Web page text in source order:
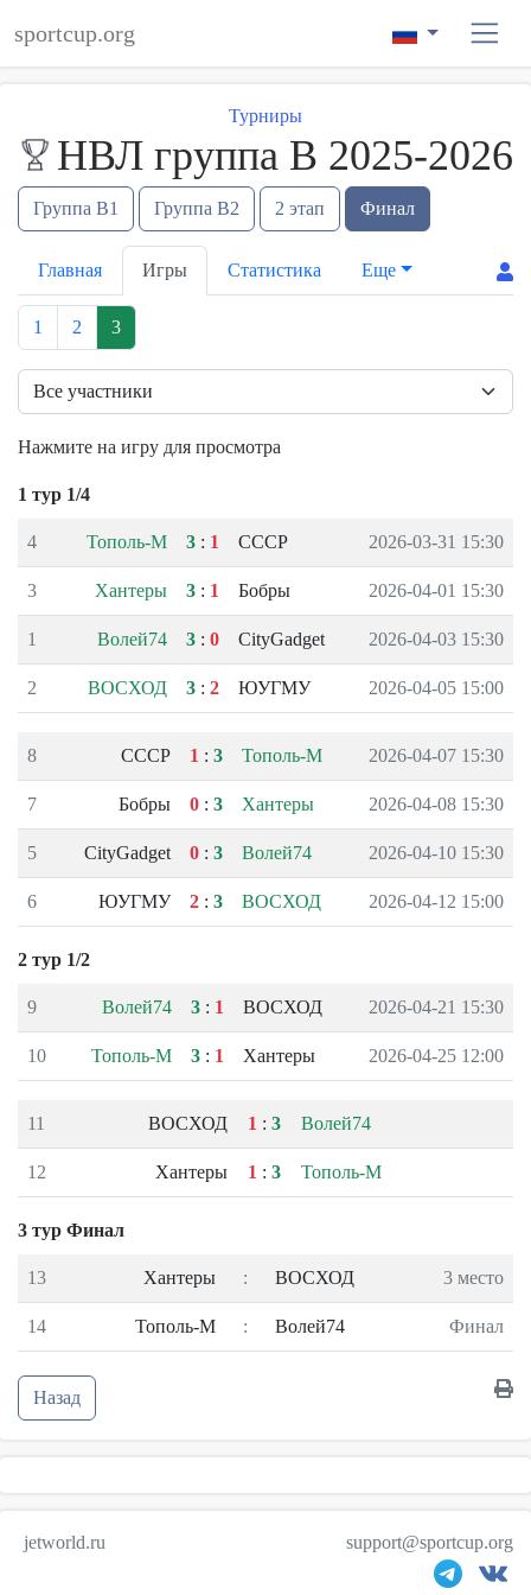
sportcup.org
Турниры
НВЛ группа В 2025-2026
Группа B1 Группа B2 2 этап Финал
Главная Игры Статистика Еще
1 2 3
Нажмите на игру для просмотра
1 тур 1/4
4 Тополь-М 3 : 1 СССР 2026-03-31 15:30
3 Хантеры 3 : 1 Бобры 2026-04-01 15:30
1 Волей74 3 : 0 CityGadget 2026-04-03 15:30
2 ВОСХОД 3 : 2 ЮУГМУ 2026-04-05 15:00
8 СССР 1 : 3 Тополь-М 2026-04-07 15:30
7 Бобры 0 : 3 Хантеры 2026-04-08 15:30
5 CityGadget 0 : 3 Волей74 2026-04-10 15:30
6 ЮУГМУ 2 : 3 ВОСХОД 2026-04-12 15:00
2 тур 1/2
9 Волей74 3 : 1 ВОСХОД 2026-04-21 15:30
10 Тополь-М 3 : 1 Хантеры 2026-04-25 12:00
11 ВОСХОД 1 : 3 Волей74
12 Хантеры 1 : 3 Тополь-М
3 тур Финал
13 Хантеры : ВОСХОД 3 место
14 Тополь-М : Волей74 Финал
Назад
jetworld.ru support@sportcup.org